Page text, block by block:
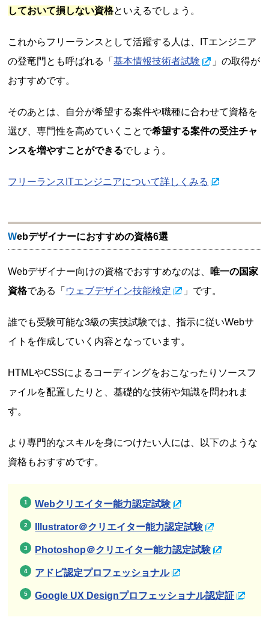
しておいて損しない資格といえるでしょう。
これからフリーランスとして活躍する人は、ITエンジニア
の登竜門とも呼ばれる「基本情報技術者試験
」の取得が
おすすめです。
そのあとは、自分が希望する案件や職種に合わせて資格を
選び、専門性を高めていくことで希望する案件の受注チャ
ンスを増やすことができるでしょう。
フリーランスITエンジニアについて詳しくみる
Webデザイナーにおすすめの資格6選
Webデザイナー向けの資格でおすすめなのは、 唯一の国家
資格である「 ウェブデザイン技能検定 」です。
誰でも受験可能な3級の実技試験では、指示に従いWebサ
イトを作成していく内容となっています。
HTMLやCSSによるコーディングをおこなったりソースフ
ァイルを配置したりと、基礎的な技術や知識を問われま
す。
より専門的なスキルを身につけたい人には、以下のような
資格もおすすめです。
Webクリエイター能力認定試験
Illustrator＠クリエイター能力認定試験
Photoshop＠クリエイター能力認定試験
アドビ認定プロフェッショナル
Google UX Designプロフェッショナル認定証